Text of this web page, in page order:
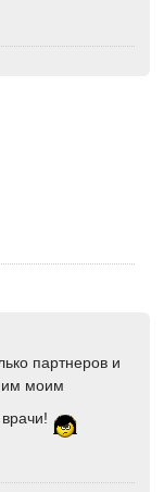
партнеров и
моим